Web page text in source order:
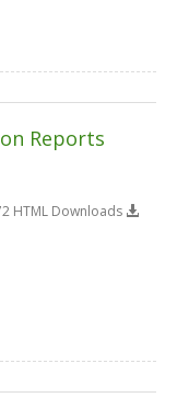
Reports
HTML Downloads